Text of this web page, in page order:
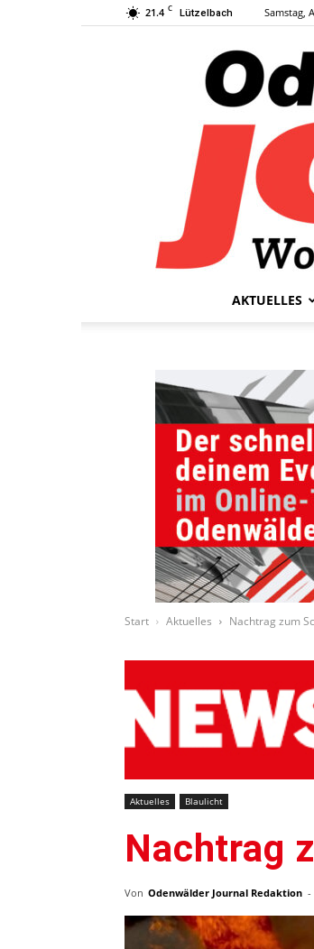
21.4 C Lützelbach Samstag,
AKTUELLES
Start Aktuelles Nachtrag zum
Aktuelles Blaulicht
Nachtrag
Von Odenwälder Journal Redaktion -